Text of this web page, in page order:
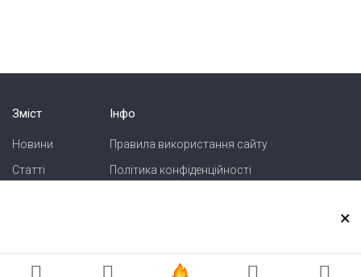
Зміст
Новини
Статті
Інфо
Правила використання сайту
Політика конфіденційності
Реклама на сайті
×